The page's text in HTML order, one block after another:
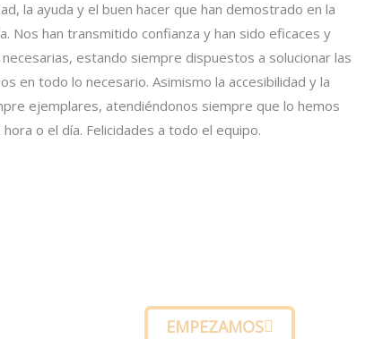
la ayuda y el buen hacer que han demostrado en la
Nos han transmitido confianza y han sido eficaces y
estando siempre dispuestos a solucionar las
en todo lo necesario. Asimismo la accesibilidad y la
ejemplares, atendiéndonos siempre que lo hemos
o el día. Felicidades a todo el equipo.
EMPEZAMOS